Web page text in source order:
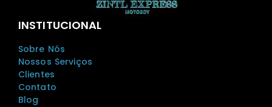
INSTITUCIONAL
Sobre Nós
Nossos Serviços
Clientes
Contato
Blog